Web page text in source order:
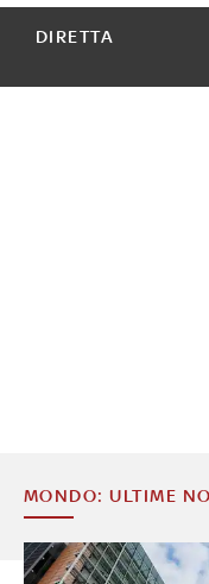
DIRETTA
MONDO: ULTIME